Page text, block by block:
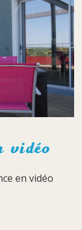
vidéo
en vidéo